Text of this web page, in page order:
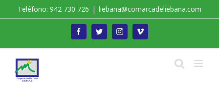
Teléfono: 942 730 726 | liebana@comarcadeliebana.com
FacebookTwitterInstagramVimeo